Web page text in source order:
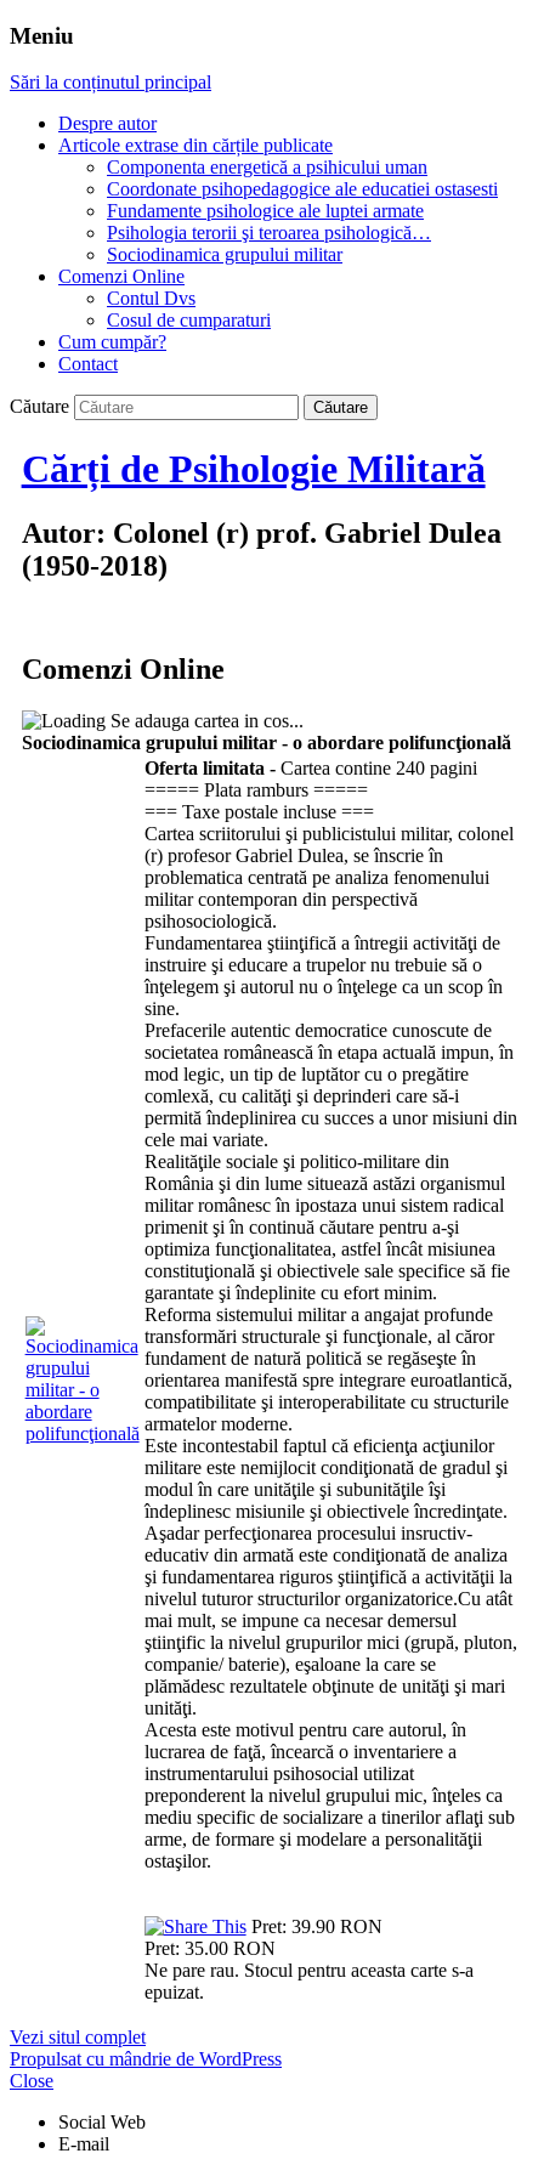
Meniu
Sări la conținutul principal
Despre autor
Articole extrase din cărțile publicate
Componenta energetică a psihicului uman
Coordonate psihopedagogice ale educatiei ostasesti
Fundamente psihologice ale luptei armate
Psihologia terorii şi teroarea psihologică…
Sociodinamica grupului militar
Comenzi Online
Contul Dvs
Cosul de cumparaturi
Cum cumpăr?
Contact
Căutare
Cărți de Psihologie Militară
Autor: Colonel (r) prof. Gabriel Dulea
(1950-2018)
Comenzi Online
Se adauga cartea in cos...
Sociodinamica grupului militar - o abordare polifuncţională
Oferta limitata - Cartea contine 240 pagini
===== Plata ramburs =====
=== Taxe postale incluse ===
Cartea scriitorului şi publicistului militar, colonel
(r) profesor Gabriel Dulea, se înscrie în
problematica centrată pe analiza fenomenului
militar contemporan din perspectivă
psihosociologică.
Fundamentarea ştiinţifică a întregii activităţi de
instruire şi educare a trupelor nu trebuie să o
înţelegem şi autorul nu o înţelege ca un scop în
sine.
Prefacerile autentic democratice cunoscute de
societatea românească în etapa actuală impun, în
mod legic, un tip de luptător cu o pregătire
comlexă, cu calităţi şi deprinderi care să-i
permită îndeplinirea cu succes a unor misiuni din
cele mai variate.
Realităţile sociale şi politico-militare din
România şi din lume situează astăzi organismul
militar românesc în ipostaza unui sistem radical
primenit şi în continuă căutare pentru a-şi
optimiza funcţionalitatea, astfel încât misiunea
constituţională şi obiectivele sale specifice să fie
garantate şi îndeplinite cu efort minim.
Reforma sistemului militar a angajat profunde
transformări structurale şi funcţionale, al căror
fundament de natură politică se regăseşte în
orientarea manifestă spre integrare euroatlantică,
compatibilitate şi interoperabilitate cu structurile
armatelor moderne.
Este incontestabil faptul că eficienţa acţiunilor
militare este nemijlocit condiţionată de gradul şi
modul în care unităţile şi subunităţile îşi
îndeplinesc misiunile şi obiectivele încredinţate.
Aşadar perfecţionarea procesului insructiv-
educativ din armată este condiţionată de analiza
şi fundamentarea riguros ştiinţifică a activităţii la
nivelul tuturor structurilor organizatorice.Cu atât
mai mult, se impune ca necesar demersul
ştiinţific la nivelul grupurilor mici (grupă, pluton,
companie/ baterie), eşaloane la care se
plămădesc rezultatele obţinute de unităţi şi mari
unităţi.
Acesta este motivul pentru care autorul, în
lucrarea de faţă, încearcă o inventariere a
instrumentarului psihosocial utilizat
preponderent la nivelul grupului mic, înţeles ca
mediu specific de socializare a tinerilor aflaţi sub
arme, de formare şi modelare a personalităţii
ostaşilor.
Pret: 39.90 RON
Pret: 35.00 RON
Ne pare rau. Stocul pentru aceasta carte s-a
epuizat.
Vezi situl complet
Propulsat cu mândrie de WordPress
Close
Social Web
E-mail